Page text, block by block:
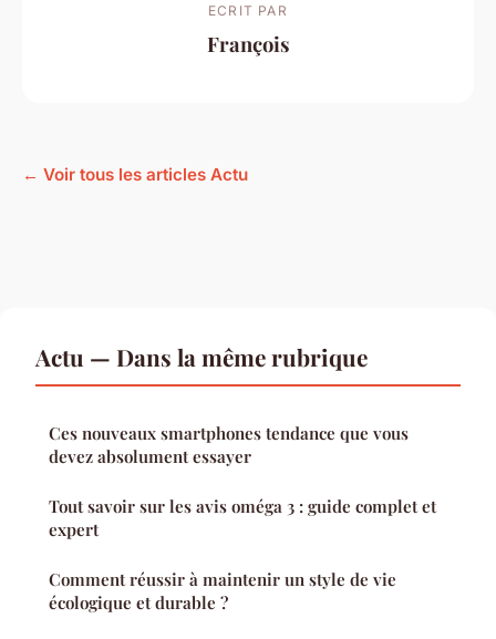
ECRIT PAR
François
← Voir tous les articles Actu
Actu — Dans la même rubrique
Ces nouveaux smartphones tendance que vous
devez absolument essayer
Tout savoir sur les avis oméga 3 : guide complet et
expert
Comment réussir à maintenir un style de vie
écologique et durable ?